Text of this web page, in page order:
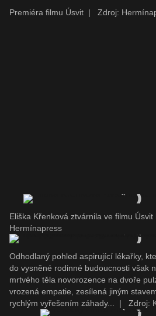
Premiéra filmu Úsvit | Zdroj:
Eliška Křenková ztvárnila ve filmu
Hermínapress
Odhodlaný pohled aspirující lékařky,
do vysněné rodinné budoucnosti však
mrtvého těla novorozence na dvoře
vrozená empatie, zesílená jiným
rychlým vyřešením záhady...
| Zdroj: